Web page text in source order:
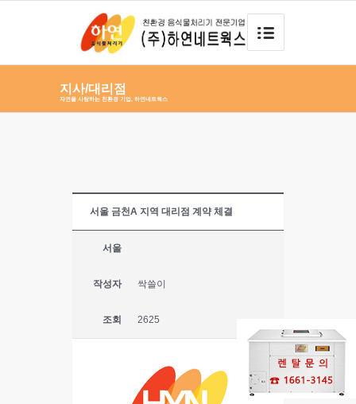
지사/대리점
자연을 사랑하는 친환경 기업, 하연네트웍스
서울 금천A 지역 대리점 계약 체결
서울
작성자 싹쓸이
조회 2625